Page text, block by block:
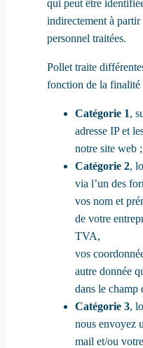
qui peut être
indirectement à partir
personnel traitées.
Pollet traite
fonction de la finalité
Catégorie 1,
adresse IP et
notre site web ;
Catégorie 2,
via l’un des
vos nom et
de votre
TVA,
vos
autre donnée
dans le champ
Catégorie 3,
nous envoyez
mail et/ou